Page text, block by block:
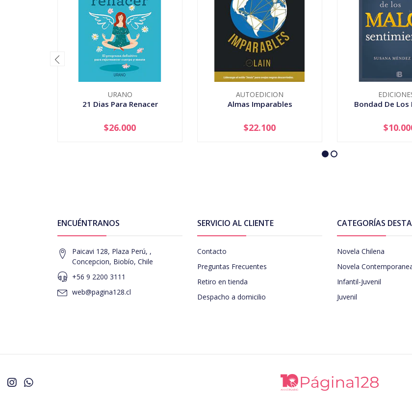
URANO
21 Dias Para Renacer
+
$26.000
AUTOEDICION
Almas Imparables
+
$22.100
Bondad De Los
+
ENCUÉNTRANOS
Paicavi 128, Plaza Perú, ,
Concepcion, Biobío, Chile
+56 9 2200 3111
web@pagina128.cl
SERVICIO AL CLIENTE
Contacto
Preguntas Frecuentes
Retiro en tienda
Despacho a domicilio
CATEGORÍAS
Novela Chilena
Novela
Infantil-Juvenil
Juvenil